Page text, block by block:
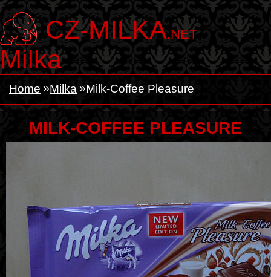
CZ-MILKA.NET
Milka
Home Milka Milk-Coffee Pleasure
MILK-COFFEE PLEASURE